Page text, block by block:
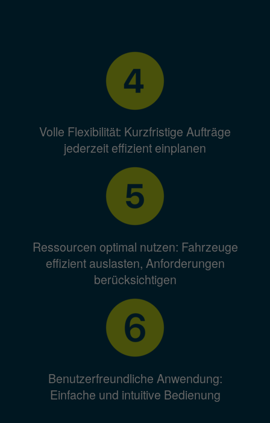
Volle Flexibilität: Kurzfristige Aufträge
jederzeit effizient einplanen
Ressourcen optimal nutzen: Fahrzeuge
effizient auslasten, Anforderungen
berücksichtigen
Benutzerfreundliche Anwendung:
Einfache und intuitive Bedienung